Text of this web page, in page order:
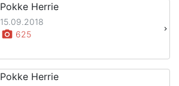
Pokke Herrie
15.09.2018
photo_camera 625
keyboard_arrow_right
Pokke Herrie